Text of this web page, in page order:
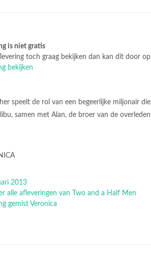
is niet gratis
toch graag bekijken dan kan dit door
bekijken
speelt de rol van een begeerlijke miljonair
samen met Alan, de broer van de
2013
alle afleveringen van Two and a Half Men
gemist Veronica